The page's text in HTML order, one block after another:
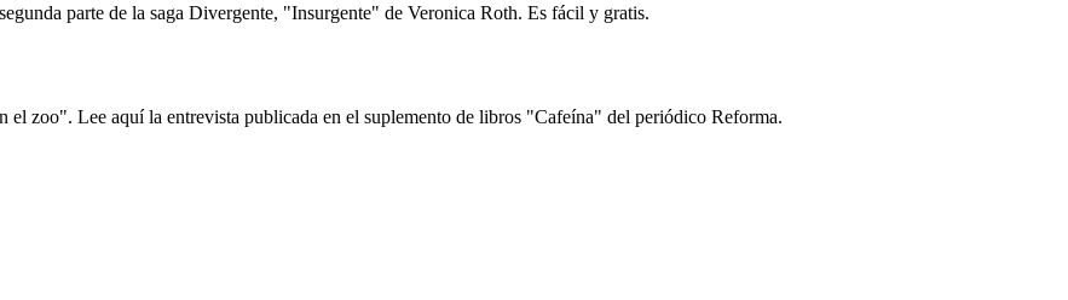
parte de la saga Divergente, "Insurgente" de Veronica Roth. Es fácil y gratis.
zoo". Lee aquí la entrevista publicada en el suplemento de libros "Cafeína" del periódico Reforma.